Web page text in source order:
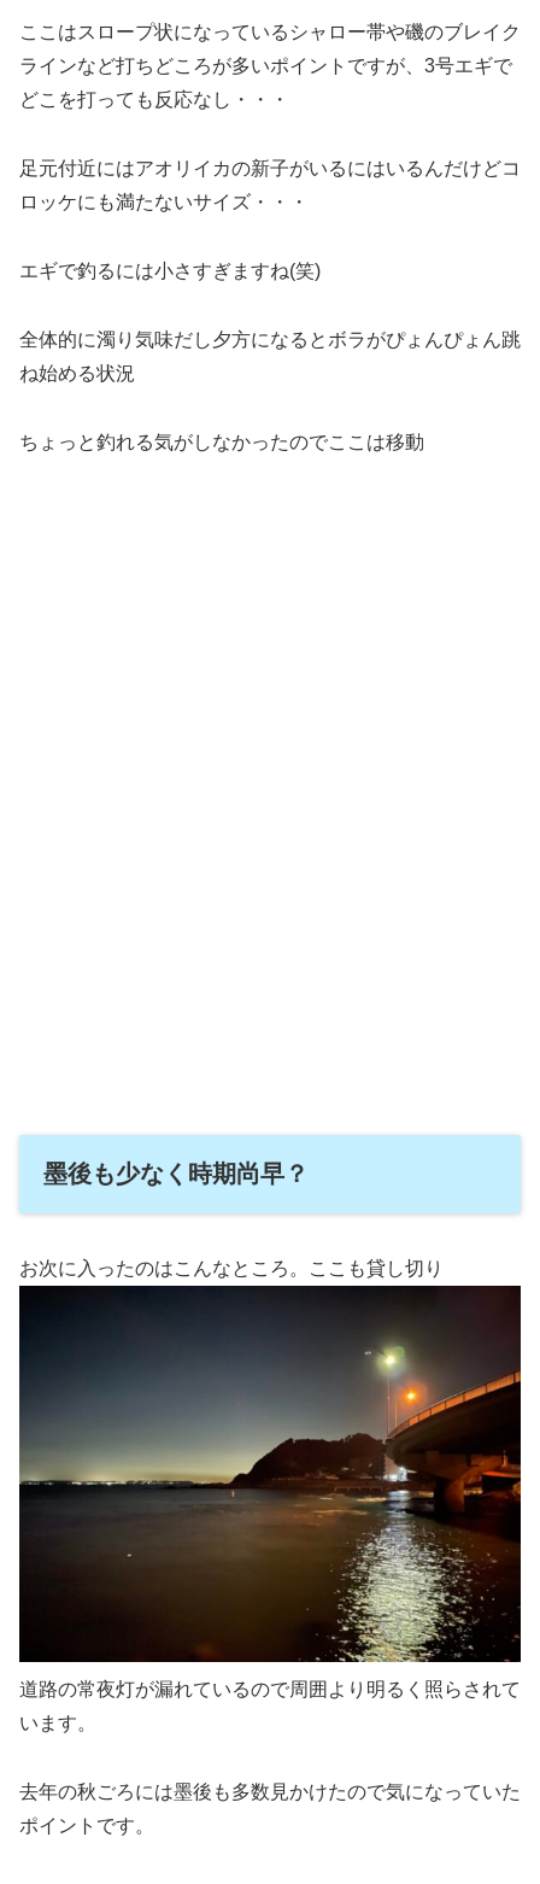
ここはスロープ状になっているシャロー帯や磯のブレイク
ラインなど打ちどころが多いポイントですが、3号エギで
どこを打っても反応なし・・・
足元付近にはアオリイカの新子がいるにはいるんだけどコ
ロッケにも満たないサイズ・・・
エギで釣るには小さすぎますね(笑)
全体的に濁り気味だし夕方になるとボラがぴょんぴょん跳
ね始める状況
ちょっと釣れる気がしなかったのでここは移動
墨後も少なく時期尚早？
お次に入ったのはこんなところ。ここも貸し切り
道路の常夜灯が漏れているので周囲より明るく照らされて
います。
去年の秋ごろには墨後も多数見かけたので気になっていた
ポイントです。